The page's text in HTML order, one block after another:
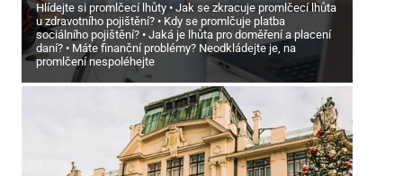
Hlídejte si promlčecí lhůty
Jak se zkracuje promlčecí lhůta
u zdravotního pojištění?
Kdy se promlčuje platba
sociálního pojištění?
Jaká je lhůta pro doměření a placení
daní?
Máte finanční problémy? Neodkládejte je, na
promlčení nespoléhejte